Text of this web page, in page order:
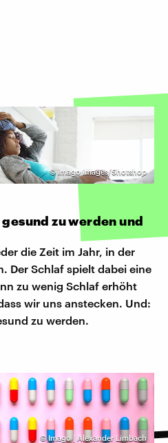
©imago images/Shotshop
zu werden und
die Zeit im Jahr, in der
Der Schlaf spielt dabei eine
zu wenig Schlaf erhöht
wir uns anstecken. Und:
zu werden.
©Imago | Alexander Limbach